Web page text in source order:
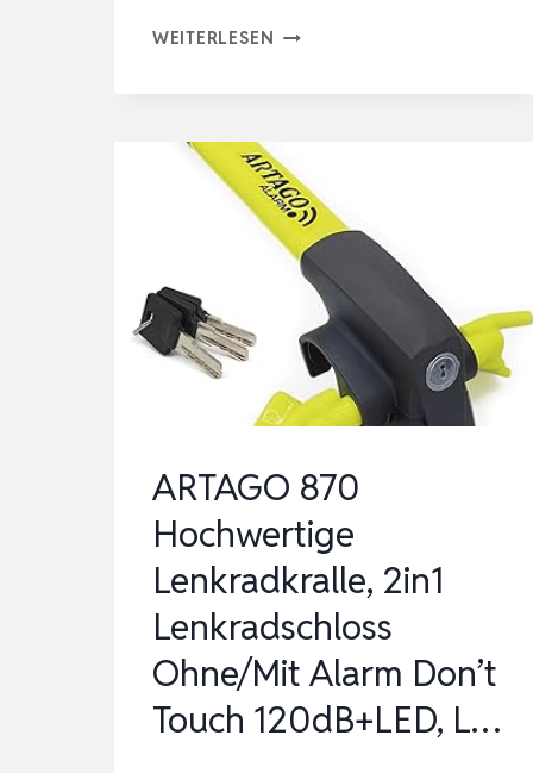
WEITERLESEN CPVAN
BEWEGUNGSSENSOR
MIT
FERNBEDIENUNG,
ANTI-
DIEBSTAHL
ALARMA…
ARTAGO 870
Hochwertige
Lenkradkralle, 2in1
Lenkradschloss
Ohne/Mit Alarm Don’t
Touch 120dB+LED, L…